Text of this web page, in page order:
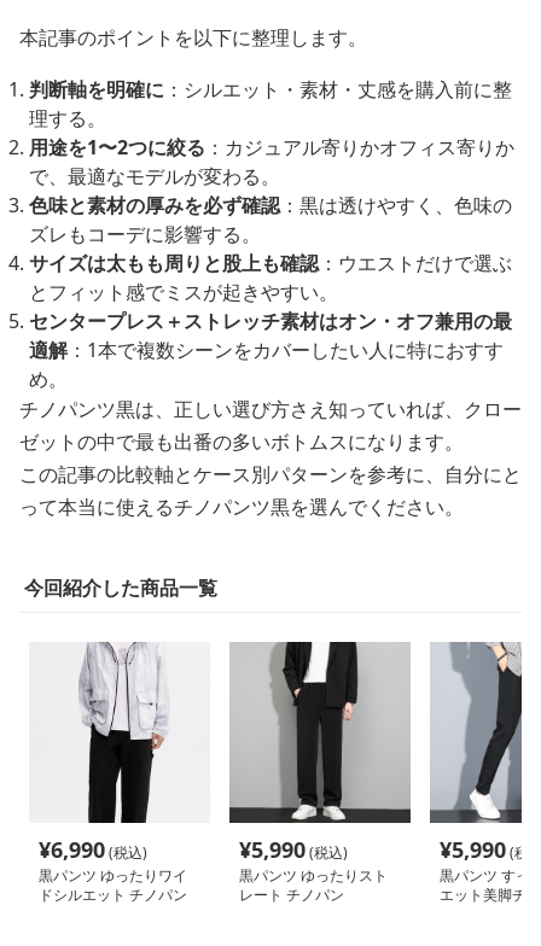
本記事のポイントを以下に整理します。
判断軸を明確に ：シルエット・素材・丈感を購入前に整
理する。
用途を1〜2つに絞る ：カジュアル寄りかオフィス寄りか
で、最適なモデルが変わる。
色味と素材の厚みを必ず確認：黒は透けやすく、色味の
ズレもコーデに影響する。
サイズは太もも周りと股上も確認：ウエストだけで選ぶ
とフィット感でミスが起きやすい。
センタープレス＋ストレッチ素材はオン・オフ兼用の最
適解：1本で複数シーンをカバーしたい人に特におすす
め。
チノパンツ黒は、正しい選び方さえ知っていれば、クロー
ゼットの中で最も出番の多いボトムスになります。
この記事の比較軸とケース別パターンを参考に、自分にと
って本当に使えるチノパンツ黒を選んでください。
今回紹介した商品一覧
¥6,990(税込)
黒パンツ ゆったりワイ
ドシルエット チノパン
¥5,990(税込)
黒パンツ ゆったりスト
レート チノパン
¥5,990(税
黒パンツ すっ
エット美脚チ